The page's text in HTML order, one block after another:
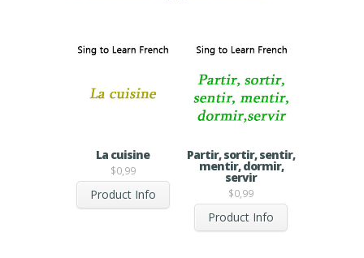
La cuisine
$0,99
Product Info
Partir, sortir, sentir,
mentir, dormir,
servir
$0,99
Product Info